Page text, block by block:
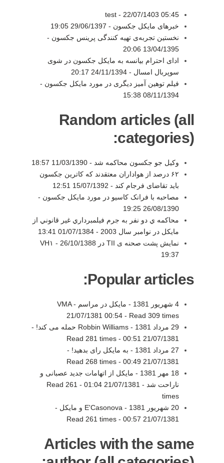
test - 22/07/1403 05:45
خبرهای مایکل جکسون - 29/06/1397 19:05
نخستین تجربه‌ی تهیه کنندگی پرینس جکسون -
13/04/1395 20:06
ادای احترام بیانسه به مایکل جکسون در شوی
سوپربال امسال - 24/11/1394 20:17
فیلم توهین آمیز دیگری در مورد مایکل جکسون -
08/11/1394 15:38
Random articles (all
categories):
وکیل جو جکسون محاکمه شد - 11/03/1390 18:57
۶۲ درصد از هواداران معتقدند که کاترین جکسون
باید تقاضای فرجام کند - 15/07/1392 12:51
مصاحبه با فرانک کاسیو در مورد مایکل جکسون -
26/08/1390 19:25
محاكمه ي دو نفر به جرم فيلمبرداري غير قانوني از
مايكل در نوامبر سال 2003 -
01/07/1384 13:41
نمایش پشت صحنه ی TII در VH۱ -
26/10/1388
19:37
Popular articles:
4 شهريور 1381 - مايکل در مراسم VMA -
21/07/1381 00:54 - Read 309 times
29 مرداد 1381 - Robbin Williams حمله می کند! -
21/07/1381 00:51
-
Read 281 times
27 مرداد 1381 - به مايکل رای بدهيد! -
21/07/1381 00:49
-
Read 268 times
18 مهر 1381 - مایکل از اتهامات جدید عصبانی و
ناراحت شد - 21/07/1381 01:04
-
Read 261
times
20 شهريور 1381 - E'Casonova و مايکل -
21/07/1381 00:57
-
Read 261 times
Articles with the same